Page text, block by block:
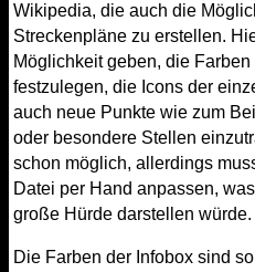
Wikipedia, die auch die
Streckenpläne zu erstellen.
Möglichkeit geben, die
festzulegen, die Icons der
auch neue Punkte wie zum
oder besondere Stellen
schon möglich, allerdings
Datei per Hand anpassen,
große Hürde darstellen würde.
Die Farben der Infobox sind